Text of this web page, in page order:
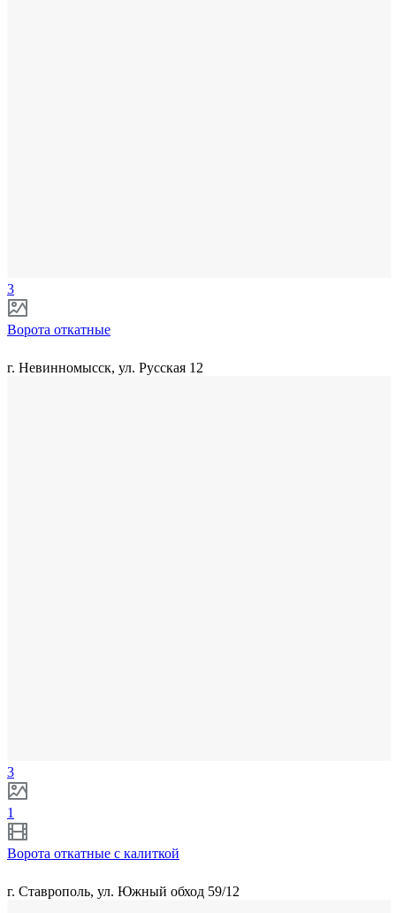
3
Ворота откатные
г. Невинномысск, ул. Русская 12
3
1
Ворота откатные с калиткой
г. Ставрополь, ул. Южный обход 59/12